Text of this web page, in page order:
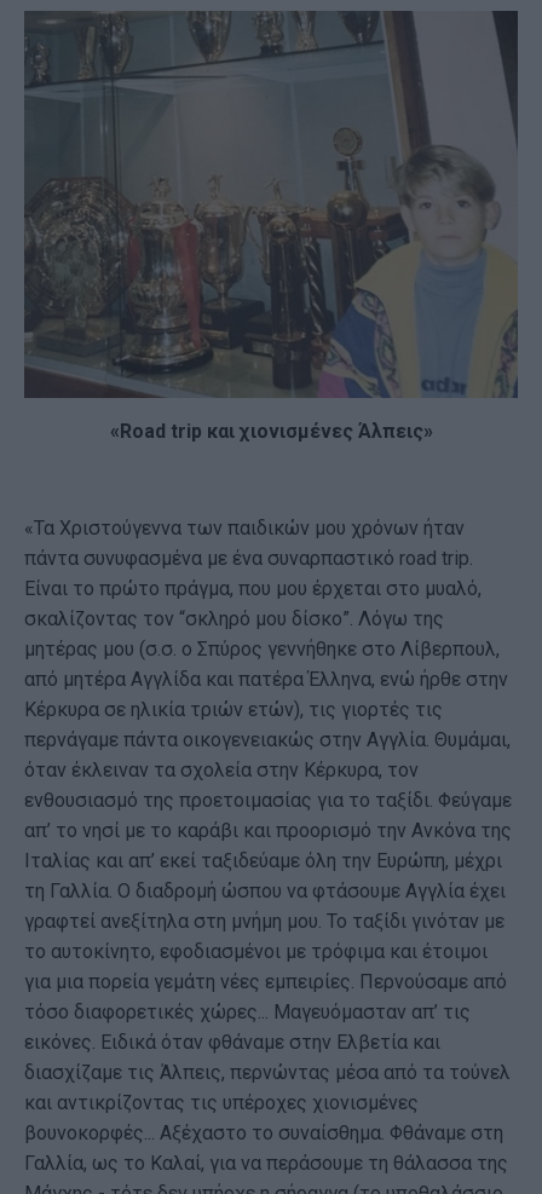
«Road trip και χιονισμένες Άλπεις»
«Τα Χριστούγεννα των παιδικών μου χρόνων ήταν
πάντα συνυφασμένα με ένα συναρπαστικό road trip.
Είναι το πρώτο πράγμα, που μου έρχεται στο μυαλό,
σκαλίζοντας τον “σκληρό μου δίσκο”. Λόγω της
μητέρας μου (σ.σ. o Σπύρος γεννήθηκε στο Λίβερπουλ,
από μητέρα Αγγλίδα και πατέρα Έλληνα, ενώ ήρθε στην
Κέρκυρα σε ηλικία τριών ετών), τις γιορτές τις
περνάγαμε πάντα οικογενειακώς στην Αγγλία. Θυμάμαι,
όταν έκλειναν τα σχολεία στην Κέρκυρα, τον
ενθουσιασμό της προετοιμασίας για το ταξίδι. Φεύγαμε
απ’ το νησί με το καράβι και προορισμό την Ανκόνα της
Ιταλίας και απ’ εκεί ταξιδεύαμε όλη την Ευρώπη, μέχρι
τη Γαλλία. Ο διαδρομή ώσπου να φτάσουμε Αγγλία έχει
γραφτεί ανεξίτηλα στη μνήμη μου. Το ταξίδι γινόταν με
το αυτοκίνητο, εφοδιασμένοι με τρόφιμα και έτοιμοι
για μια πορεία γεμάτη νέες εμπειρίες. Περνούσαμε από
τόσο διαφορετικές χώρες... Μαγευόμασταν απ’ τις
εικόνες. Ειδικά όταν φθάναμε στην Ελβετία και
διασχίζαμε τις Άλπεις, περνώντας μέσα από τα τούνελ
και αντικρίζοντας τις υπέροχες χιονισμένες
βουνοκορφές... Αξέχαστο το συναίσθημα. Φθάναμε στη
Γαλλία, ως το Καλαί, για να περάσουμε τη θάλασσα της